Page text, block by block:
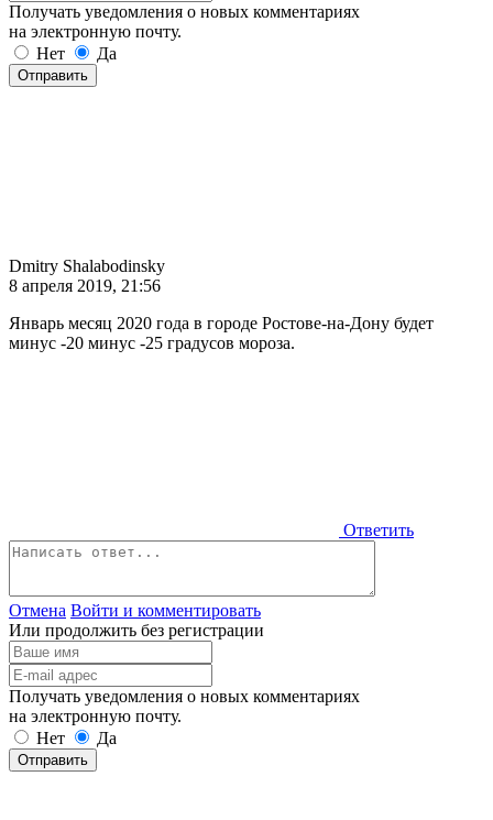
Получать уведомления о новых комментариях
на электронную почту.
Нет
Да
Отправить
Dmitry Shalabodinsky
8 апреля 2019, 21:56
Январь месяц 2020 года в городе Ростове-на-Дону будет
минус -20 минус -25 градусов мороза.
Ответить
Отмена Войти и комментировать
Или продолжить без регистрации
Получать уведомления о новых комментариях
на электронную почту.
Нет
Да
Отправить